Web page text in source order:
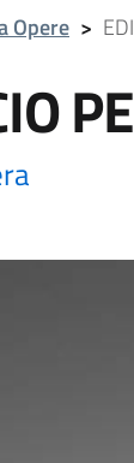
Opere >